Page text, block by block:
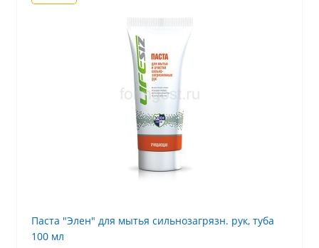
Паста "Элен" для мытья сильнозагрязн. рук, туба
100 мл